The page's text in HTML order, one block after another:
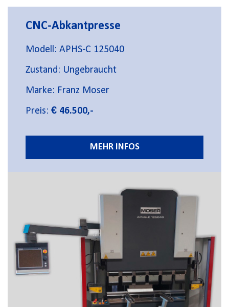
CNC-Abkantpresse
Modell: APHS-C 125040
Zustand: Ungebraucht
Marke: Franz Moser
Preis: € 46.500,-
MEHR INFOS